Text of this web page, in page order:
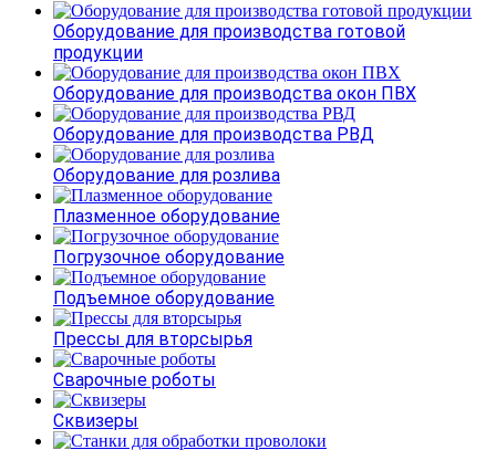
Оборудование для производства готовой
продукции
Оборудование для производства окон ПВХ
Оборудование для производства РВД
Оборудование для розлива
Плазменное оборудование
Погрузочное оборудование
Подъемное оборудование
Прессы для вторсырья
Сварочные роботы
Сквизеры